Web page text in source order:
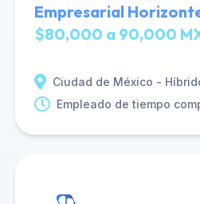
Empresarial
$80,000 a 90,000
Ciudad de México -
Empleado de tiempo